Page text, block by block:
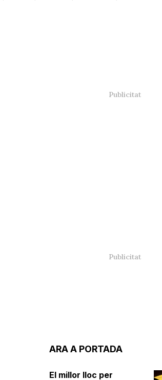
ARA A PORTADA
El millor lloc per